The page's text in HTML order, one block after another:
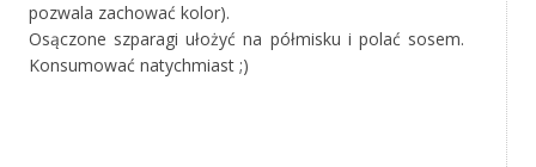
pozwala zachować kolor).
Osączone szparagi ułożyć na półmisku i polać sosem.
Konsumować natychmiast ;)